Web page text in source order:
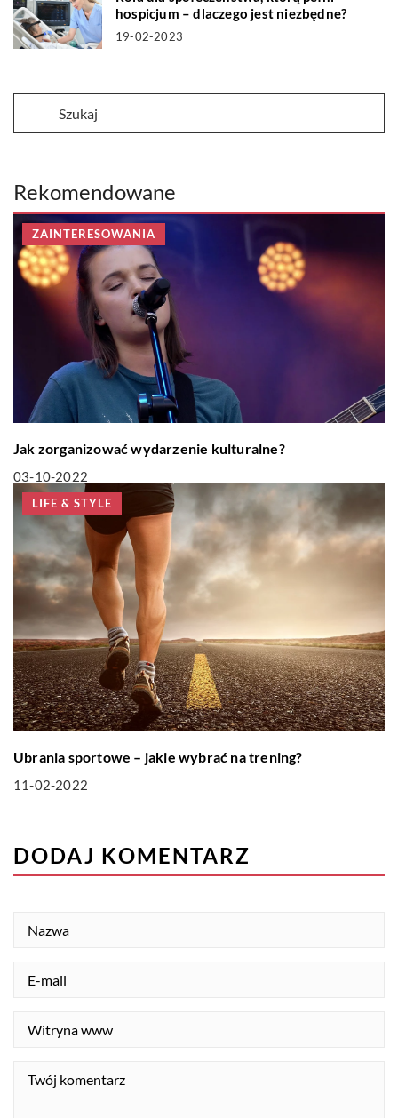
hospicjum – dlaczego jest niezbędne?
19-02-2023
Rekomendowane
ZAINTERESOWANIA
Jak zorganizować wydarzenie kulturalne?
03-10-2022
LIFE & STYLE
Ubrania sportowe – jakie wybrać na trening?
11-02-2022
DODAJ KOMENTARZ